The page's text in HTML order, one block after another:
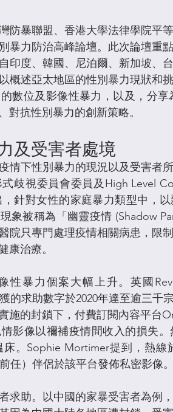
防暴聯盟、香港大學法律學院平
暴力防治高峰論壇。此次論壇重
印度、韓國、尼泊爾、新加坡、
概述亞太地區的性別暴力現狀和
數位及影像性暴力，以及，分享
對抗性別暴力的創新策略。
及受害者處境
情下性別暴力的現況以及受害者
歧視委員會委員及High Level
，針對女性的家庭暴力類型中，
象被稱為「幽靈疫情 (Shadow
院只專門處理疫情相關病患，限
康治療。
性暴力個案大幅上升。英國
的求助數字於2020年達至逾三千
施的封鎖下，付費訂閱內容平台
影像以禰補疫情間收入的損失
。Sophie Mortimer提到，熱
任）伴侶於該平台發佈私密影像。
求助。以中國的家暴受害者為例